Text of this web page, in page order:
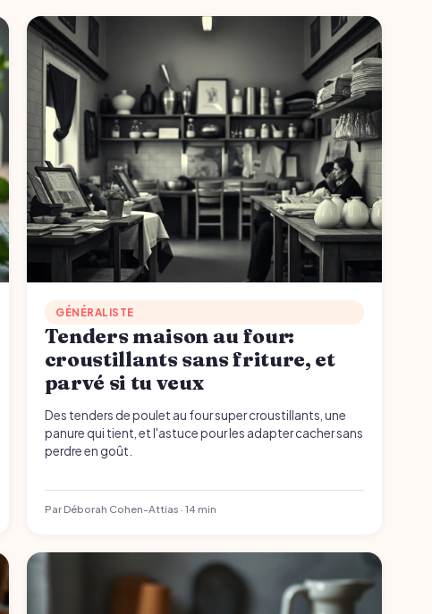
GÉNÉRALISTE
Tenders maison au four:
croustillants sans friture, et
parvé si tu veux
Des tenders de poulet au four super croustillants, une
panure qui tient, et l'astuce pour les adapter cacher sans
perdre en goût.
Par Déborah Cohen-Attias · 14 min